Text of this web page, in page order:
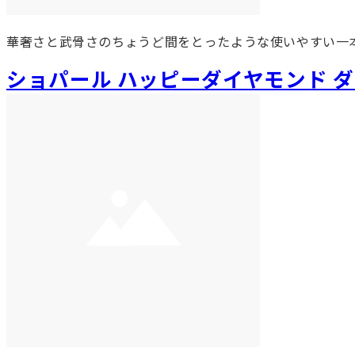
華奢さと武骨さのちょうど間をとったような使いやすい一
ショパール ハッピーダイヤモンド